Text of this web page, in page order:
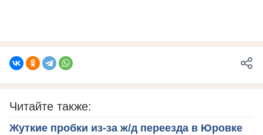
Читайте также:
Жуткие пробки из-за ж/д переезда в Юровке